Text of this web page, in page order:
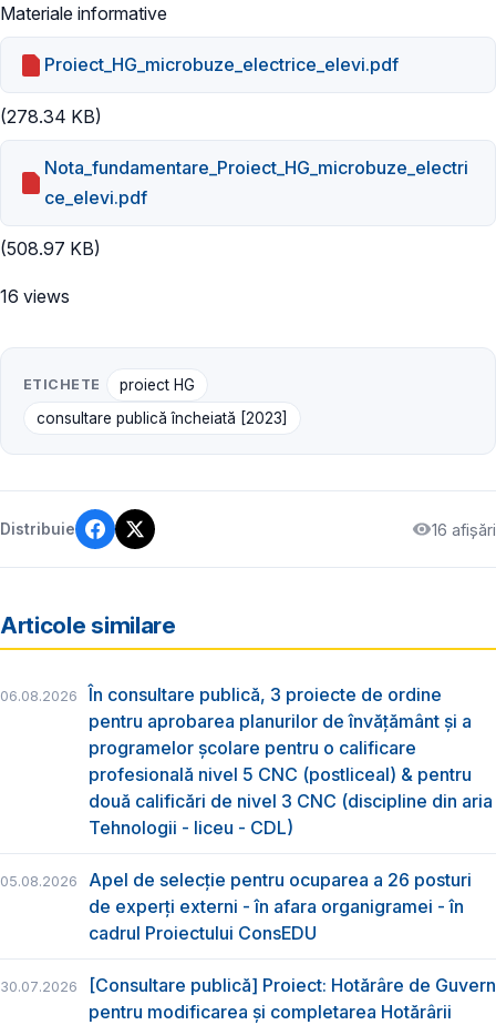
Materiale informative
Proiect_HG_microbuze_electrice_elevi.pdf
(278.34 KB)
Nota_fundamentare_Proiect_HG_microbuze_electri
ce_elevi.pdf
(508.97 KB)
16 views
ETICHETE
proiect HG
consultare publică încheiată [2023]
Distribuie 16 afișări
Articole similare
06.08.2026
În consultare publică, 3 proiecte de ordine
pentru aprobarea planurilor de învățământ și a
programelor școlare pentru o calificare
profesională nivel 5 CNC (postliceal) & pentru
două calificări de nivel 3 CNC (discipline din aria
Tehnologii - liceu - CDL)
05.08.2026
Apel de selecție pentru ocuparea a 26 posturi
de experți externi - în afara organigramei - în
cadrul Proiectului ConsEDU
30.07.2026
[Consultare publică] Proiect: Hotărâre de Guvern
pentru modificarea și completarea Hotărârii